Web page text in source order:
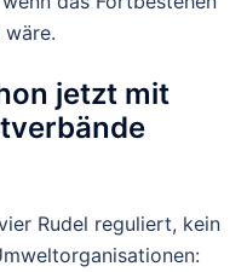
jetzt mit
Rudel reguliert, kein